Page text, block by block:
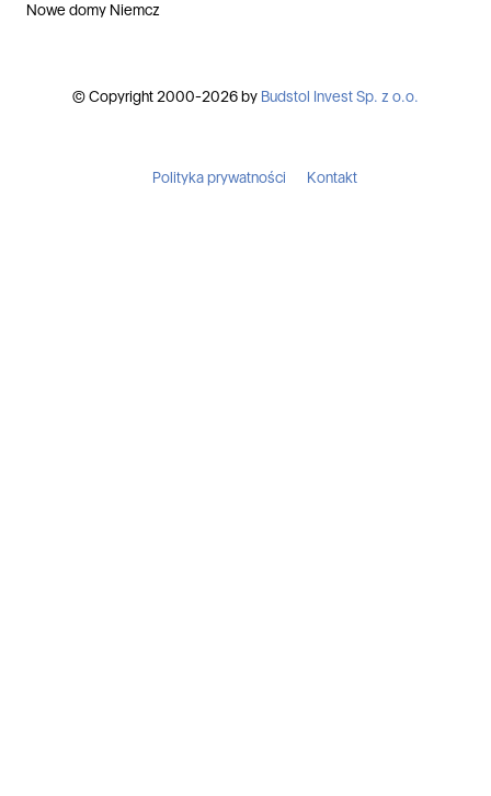
Nowe domy Niemcz
© Copyright 2000-2026 by Budstol Invest Sp. z o.o.
Polityka prywatności Kontakt